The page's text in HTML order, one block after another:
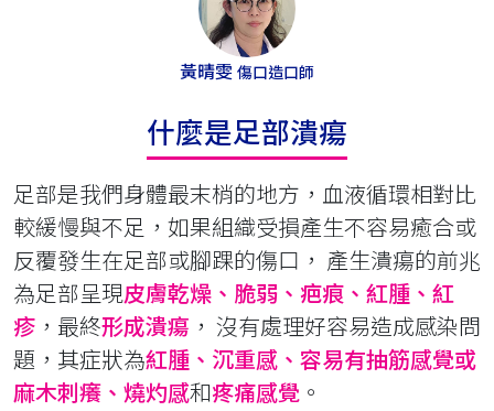
黃晴雯 傷口造口師
什麼是足部潰瘍
足部是我們身體最末梢的地方，血液循環相對比
較緩慢與不足，如果組織受損產生不容易癒合或
反覆發生在足部或腳踝的傷口， 產生潰瘍的前兆
為足部呈現皮膚乾燥、脆弱、疤痕、紅腫、紅
疹 ，最終形成潰瘍 ， 沒有處理好容易造成感染問
題，其症狀為紅腫、沉重感、容易有抽筋感覺或
麻木刺癢、燒灼感和疼痛感覺 。